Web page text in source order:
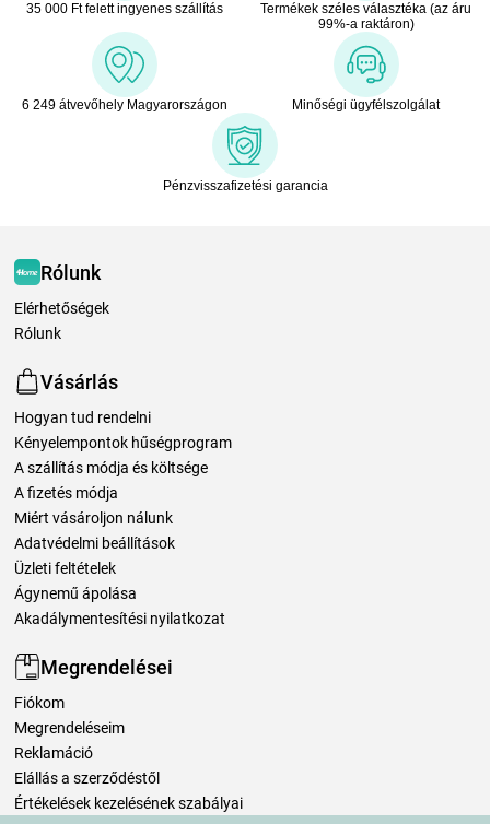
35 000 Ft felett ingyenes szállítás
Termékek széles választéka (az áru
99%-a raktáron)
6 249 átvevőhely Magyarországon Minőségi ügyfélszolgálat
Pénzvisszafizetési garancia
Rólunk
Elérhetőségek
Rólunk
Vásárlás
Hogyan tud rendelni
Kényelempontok hűségprogram
A szállítás módja és költsége
A fizetés módja
Miért vásároljon nálunk
Adatvédelmi beállítások
Üzleti feltételek
Ágynemű ápolása
Akadálymentesítési nyilatkozat
Megrendelései
Fiókom
Megrendeléseim
Reklamáció
Elállás a szerződéstől
Értékelések kezelésének szabályai